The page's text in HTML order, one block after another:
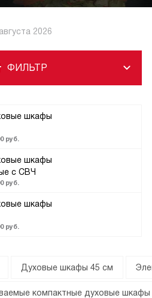
2026
шкафы
руб.
шкафы
с СВЧ
руб.
шкафы
руб.
ФИЛЬТР
Духовые шкафы 45 см
компактные духовые шкафы